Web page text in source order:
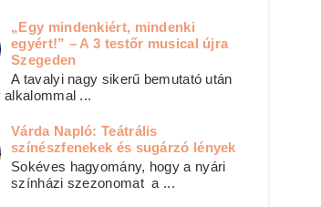
„Egy mindenkiért, mindenki
egyért!” – A 3 testőr musical újra
Szegeden
A tavalyi nagy sikerű bemutató után
alkalommal ...
Várda Napló: Teátrális
színészfenekek és sugárzó lények
Sokéves hagyomány, hogy a nyári
színházi szezonomat a ...